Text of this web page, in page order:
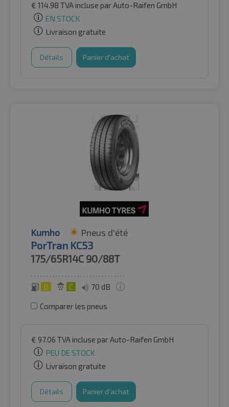
€ 114.98 TVA incluse par Auto-Raifen GmbH
EN STOCK
Livraison gratuite
Détails Panier d'achat
Kumho Pneus d'été
PorTran KC53
175/65R14C 90/88T
D C 70 dB
Comparer les pneus
€ 97.06 TVA incluse par Auto-Raifen GmbH
PEU DE STOCK
Livraison gratuite
Détails Panier d'achat